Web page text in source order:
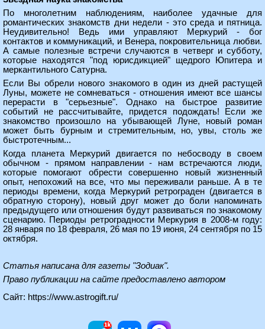
По многолетним наблюдениям, наиболее удачные для
романтических знакомств дни недели - это среда и пятница.
Неудивительно! Ведь ими управляют Меркурий - бог
контактов и коммуникаций, и Венера, покровительница любви.
А самые полезные встречи случаются в четверг и субботу,
которые находятся "под юрисдикцией" щедрого Юпитера и
меркантильного Сатурна.
Если Вы обрели нового знакомого в один из дней растущей
Луны, можете не сомневаться - отношения имеют все шансы
перерасти в "серьезные". Однако на быстрое развитие
событий не рассчитывайте, придется подождать! Если же
знакомство произошло на убывающей Луне, новый роман
может быть бурным и стремительным, но, увы, столь же
быстротечным...
Когда планета Меркурий двигается по небосводу в своем
обычном - прямом направлении - нам встречаются люди,
которые помогают обрести совершенно новый жизненный
опыт, непохожий на все, что мы переживали раньше. А в те
периоды времени, когда Меркурий ретрограден (двигается в
обратную сторону), новый друг может до боли напоминать
предыдущего или отношения будут развиваться по знакомому
сценарию. Периоды ретроградности Меркурия в 2008-м году:
28 января по 18 февраля, 26 мая по 19 июня, 24 сентября по 15
октября.
Статья написана для газеты "Зодиак".
Право публикации на сайте предоставлено автором
Сайт: https://www.astrogift.ru/